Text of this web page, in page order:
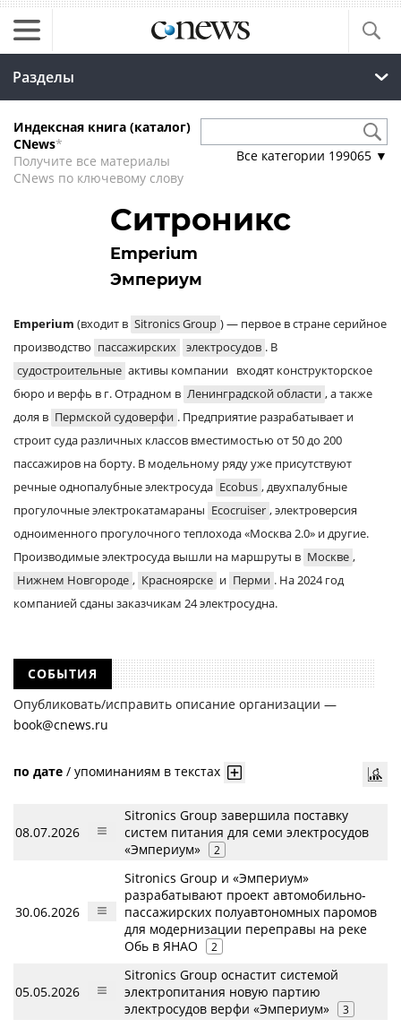
Разделы
Индексная книга (каталог)
CNews*
Получите все материалы
CNews по ключевому слову
Все категории 199065 ▼
Ситроникс
Emperium
Эмпериум
Emperium (входит в Sitronics Group ) — первое в стране серийное
производство пассажирских электросудов . В
судостроительные активы компании входят конструкторское
бюро и верфь в г. Отрадном в Ленинградской области , а также
доля в Пермской судоверфи . Предприятие разрабатывает и
строит суда различных классов вместимостью от 50 до 200
пассажиров на борту. В модельному ряду уже присутствуют
речные однопалубные электросуда Ecobus , двухпалубные
прогулочные электрокатамараны Ecocruiser , электроверсия
одноименного прогулочного теплохода «Москва 2.0» и другие.
Производимые электросуда вышли на маршруты в Москве ,
Нижнем Новгороде , Красноярске и Перми . На 2024 год
компанией сданы заказчикам 24 электросудна.
СОБЫТИЯ
Опубликовать/исправить описание организации —
book@cnews.ru
по дате / упоминаниям в текстах
08.07.2026
Sitronics Group завершила поставку
систем питания для семи электросудов
«Эмпериум»
2
30.06.2026
Sitronics Group и «Эмпериум»
разрабатывают проект автомобильно-
пассажирских полуавтономных паромов
для модернизации переправы на реке
Обь в ЯНАО
2
05.05.2026
Sitronics Group оснастит системой
электропитания новую партию
электросудов верфи «Эмпериум»
3